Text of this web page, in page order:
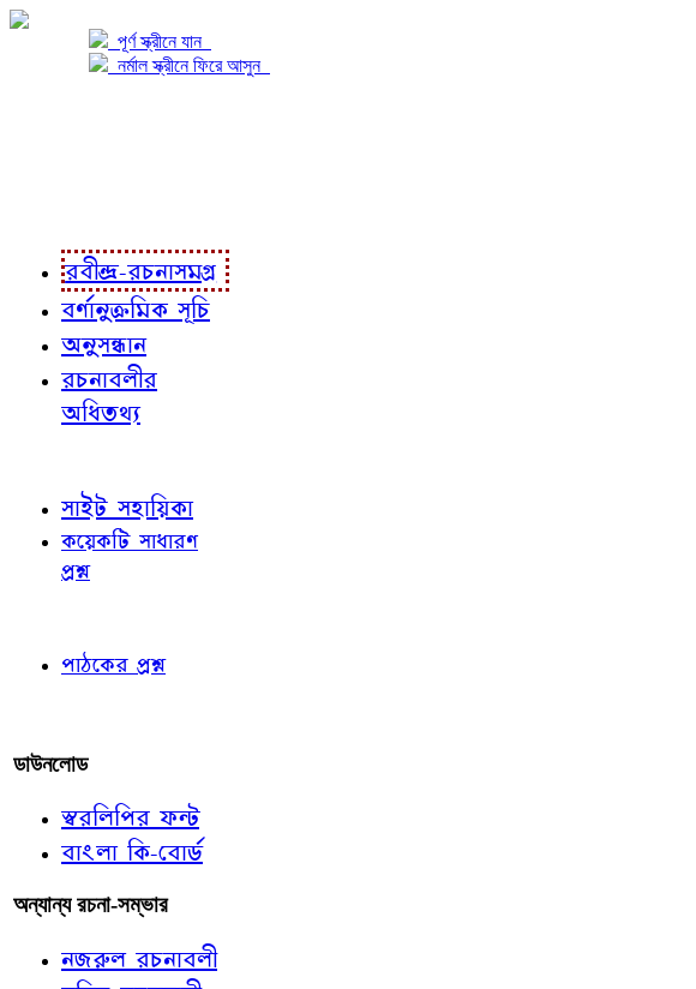
পূর্ণ স্ক্রীনে যান
নর্মাল স্ক্রীনে ফিরে আসুন
রবীন্দ্র-রচনাসমগ্র
বর্ণানুক্রমিক সূচি
অনুসন্ধান
রচনাবলীর
অধিতথ্য
সাইট সহায়িকা
কয়েকটি সাধারণ
প্রশ্ন
পাঠকের প্রশ্ন
ডাউনলোড
স্বরলিপির ফন্ট
বাংলা কি-বোর্ড
অন্যান্য রচনা-সম্ভার
নজরুল রচনাবলী